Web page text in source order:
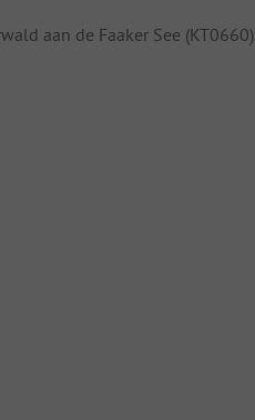
aan de Faaker See (KT0660).